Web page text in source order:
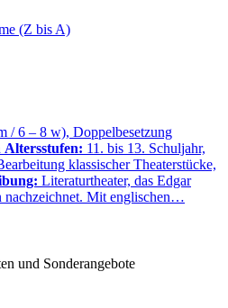
(Z bis A)
/ 6 – 8 w), Doppelbesetzung
Altersstufen: 11. bis 13. Schuljahr,
klassischer Theaterstücke,
Literaturtheater, das Edgar
nachzeichnet. Mit englischen…
und Sonderangebote